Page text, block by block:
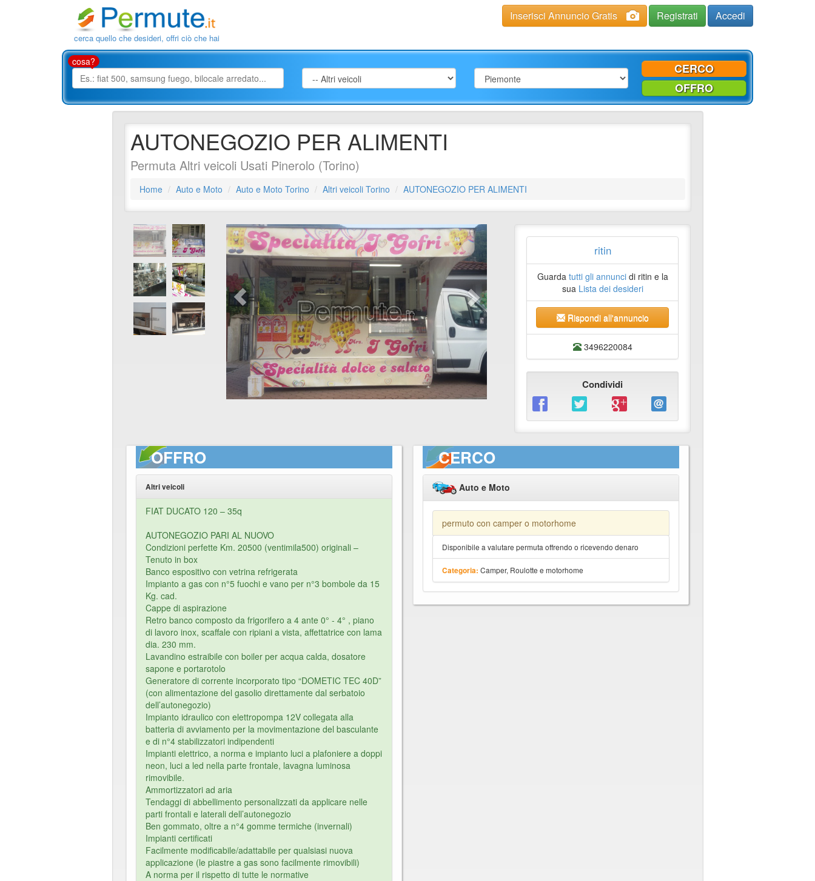
cerca quello che desideri, offri ciò che hai
Inserisci Annuncio Gratis Registrati Accedi
cosa?
CERCO
OFFRO
AUTONEGOZIO PER ALIMENTI
Permuta Altri veicoli Usati Pinerolo (Torino)
Home Auto e Moto Auto e Moto Torino Altri veicoli Torino AUTONEGOZIO PER ALIMENTI
ritin
Guarda tutti gli annuncidi ritin e la
sua Lista dei desideri
Rispondi all'annuncio
3496220084
Condividi
OFFRO
Altri veicoli
FIAT DUCATO 120 – 35q
AUTONEGOZIO PARI AL NUOVO
Condizioni perfette Km. 20500 (ventimila500) originali –
Tenuto in box
Banco espositivo con vetrina refrigerata
Impianto a gas con n°5 fuochi e vano per n°3 bombole da 15
Kg. cad.
Cappe di aspirazione
Retro banco composto da frigorifero a 4 ante 0° - 4° , piano
di lavoro inox, scaffale con ripiani a vista, affettatrice con lama
dia. 230 mm.
Lavandino estraibile con boiler per acqua calda, dosatore
sapone e portarotolo
Generatore di corrente incorporato tipo “DOMETIC TEC 40D”
(con alimentazione del gasolio direttamente dal serbatoio
dell’autonegozio)
Impianto idraulico con elettropompa 12V collegata alla
batteria di avviamento per la movimentazione del basculante
e di n°4 stabilizzatori indipendenti
Impianti elettrico, a norma e impianto luci a plafoniere a doppi
neon, luci a led nella parte frontale, lavagna luminosa
rimovibile.
Ammortizzatori ad aria
Tendaggi di abbellimento personalizzati da applicare nelle
parti frontali e laterali dell’autonegozio
Ben gommato, oltre a n°4 gomme termiche (invernali)
Impianti certificati
Facilmente modificabile/adattabile per qualsiasi nuova
applicazione (le piastre a gas sono facilmente rimovibili)
A norma per il rispetto di tutte le normative
CERCO
Auto e Moto
permuto con camper o motorhome
Disponibile a valutare permuta offrendo o ricevendo denaro
Categoria: Camper, Roulotte e motorhome